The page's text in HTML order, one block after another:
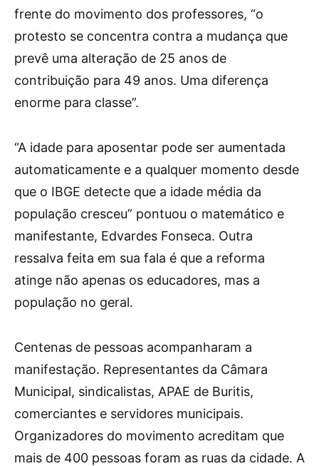
frente do movimento dos professores, “o
protesto se concentra contra a mudança que
prevê uma alteração de 25 anos de
contribuição para 49 anos. Uma diferença
enorme para classe”.
“A idade para aposentar pode ser aumentada
automaticamente e a qualquer momento desde
que o IBGE detecte que a idade média da
população cresceu” pontuou o matemático e
manifestante, Edvardes Fonseca. Outra
ressalva feita em sua fala é que a reforma
atinge não apenas os educadores, mas a
população no geral.
Centenas de pessoas acompanharam a
manifestação. Representantes da Câmara
Municipal, sindicalistas, APAE de Buritis,
comerciantes e servidores municipais.
Organizadores do movimento acreditam que
mais de 400 pessoas foram as ruas da cidade. A